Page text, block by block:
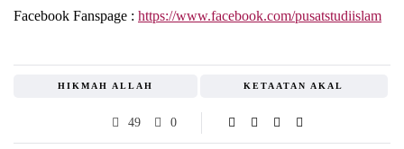
Facebook Fanspage : https://www.facebook.com/pusatstudiislam
HIKMAH ALLAH KETAATAN AKAL
49 0